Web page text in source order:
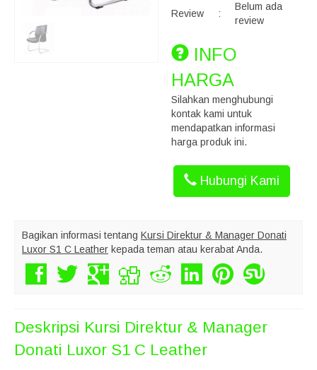
Review :
Belum ada
review
INFO
HARGA
Silahkan menghubungi
kontak kami untuk
mendapatkan informasi
harga produk ini.
Hubungi Kami
Bagikan informasi tentang Kursi Direktur & Manager Donati
Luxor S1 C Leather kepada teman atau kerabat Anda.
Deskripsi Kursi Direktur & Manager
Donati Luxor S1 C Leather